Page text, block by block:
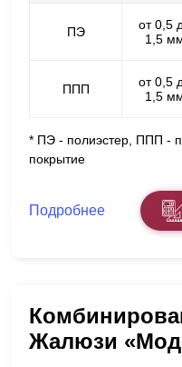
ПЭ
от 0,5
1,5
ППП
от 0,5
1,5
* ПЭ - полиэстер, ППП -
покрытие
Подробнее
Жалюзи